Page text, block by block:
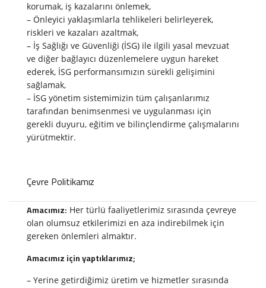
korumak, iş kazalarını önlemek,
– Önleyici yaklaşımlarla tehlikeleri belirleyerek,
riskleri ve kazaları azaltmak,
– İş Sağlığı ve Güvenliği (İSG) ile ilgili yasal mevzuat
ve diğer bağlayıcı düzenlemelere uygun hareket
ederek, İSG performansımızın sürekli gelişimini
sağlamak,
– İSG yönetim sistemimizin tüm çalışanlarımız
tarafından benimsenmesi ve uygulanması için
gerekli duyuru, eğitim ve bilinçlendirme çalışmalarını
yürütmektir.
Çevre Politikamız
Amacımız: Her türlü faaliyetlerimiz sırasında çevreye
olan olumsuz etkilerimizi en aza indirebilmek için
gereken önlemleri almaktır.
Amacımız için yaptıklarımız;
– Yerine getirdiğimiz üretim ve hizmetler sırasında